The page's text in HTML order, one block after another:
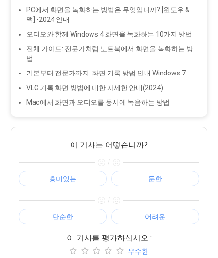
PC에서 화면을 녹화하는 방법은 무엇입니까? [윈도우 &
맥] -2024 안내
오디오와 함께 Windows 4 화면을 녹화하는 10가지 방법
전체 가이드: 전문가처럼 노트북에서 화면을 녹화하는 방
법
기본부터 전문가까지: 화면 기록 방법 안내 Windows 7
VLC 기록 화면 방법에 대한 자세한 안내(2024)
Mac에서 화면과 오디오를 동시에 녹음하는 방법
이 기사는 어떻습니까?
/
흥미있는 둔한
/
단순한 어려운
이 기사를 평가하십시오 :
우수한